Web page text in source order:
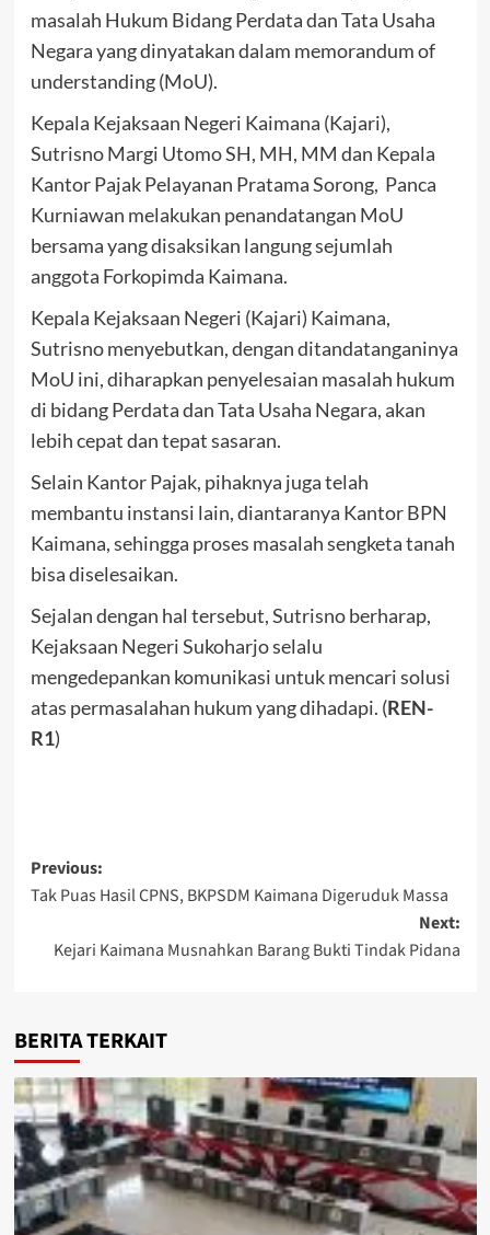
masalah Hukum Bidang Perdata dan Tata Usaha
Negara yang dinyatakan dalam memorandum of
understanding (MoU).
Kepala Kejaksaan Negeri Kaimana (Kajari),
Sutrisno Margi Utomo SH, MH, MM dan Kepala
Kantor Pajak Pelayanan Pratama Sorong, Panca
Kurniawan melakukan penandatangan MoU
bersama yang disaksikan langung sejumlah
anggota Forkopimda Kaimana.
Kepala Kejaksaan Negeri (Kajari) Kaimana,
Sutrisno menyebutkan, dengan ditandatanganinya
MoU ini, diharapkan penyelesaian masalah hukum
di bidang Perdata dan Tata Usaha Negara, akan
lebih cepat dan tepat sasaran.
Selain Kantor Pajak, pihaknya juga telah
membantu instansi lain, diantaranya Kantor BPN
Kaimana, sehingga proses masalah sengketa tanah
bisa diselesaikan.
Sejalan dengan hal tersebut, Sutrisno berharap,
Kejaksaan Negeri Sukoharjo selalu
mengedepankan komunikasi untuk mencari solusi
atas permasalahan hukum yang dihadapi. (REN-
R1)
Post
navigation
Previous:
Tak Puas Hasil CPNS, BKPSDM Kaimana Digeruduk Massa
Next:
Kejari Kaimana Musnahkan Barang Bukti Tindak Pidana
BERITA TERKAIT